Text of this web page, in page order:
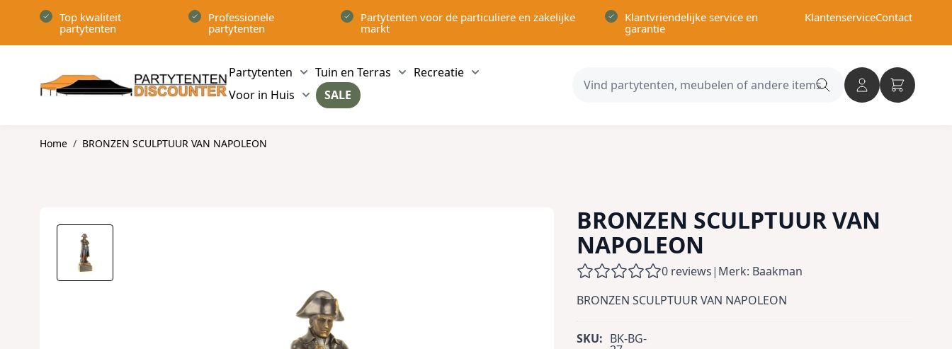
Top kwaliteit
partytenten
Professionele
partytenten
Partytenten voor de particuliere en zakelijke
markt
Klantvriendelijke service en
garantie
KlantenserviceContact
Partytenten
Show submenu for Partytenten category
Tuin en Terras
Show submenu for Tuin en Terras category
Recreatie
Show submenu for Recreatie category
Voor in Huis
Show submenu for Voor in Huis category
SALE
Search
Home / BRONZEN SCULPTUUR VAN NAPOLEON
BRONZEN SCULPTUUR VAN
NAPOLEON
0 reviews| Merk: Baakman
BRONZEN SCULPTUUR VAN NAPOLEON
SKU: BK-BG-